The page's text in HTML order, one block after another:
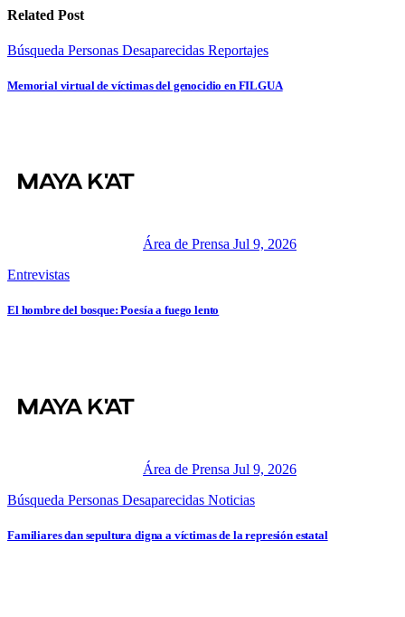
Related Post
Búsqueda Personas Desaparecidas Reportajes
Memorial virtual de víctimas del genocidio en FILGUA
Área de Prensa Jul 9, 2026
Entrevistas
El hombre del bosque: Poesía a fuego lento
Área de Prensa Jul 9, 2026
Búsqueda Personas Desaparecidas Noticias
Familiares dan sepultura digna a víctimas de la represión estatal